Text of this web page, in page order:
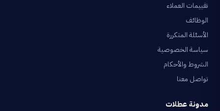
تقييمات العملاء
الوظائف
الأسئلة المتكررة
سياسة الخصوصية
الشروط والأحكام
تواصل معنا
مدونة عطلات